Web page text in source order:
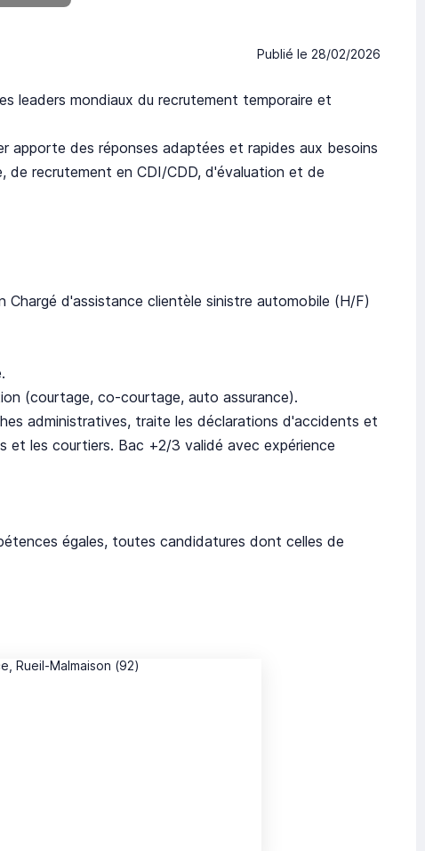
Publié le 28/02/2026
leaders mondiaux du recrutement temporaire et
apporte des réponses adaptées et rapides aux besoins
de recrutement en CDI/CDD, d'évaluation et de
Chargé d'assistance clientèle sinistre automobile (H/F)
(courtage, co-courtage, auto assurance).
administratives, traite les déclarations d'accidents et
et les courtiers. Bac +2/3 validé avec expérience
égales, toutes candidatures dont celles de